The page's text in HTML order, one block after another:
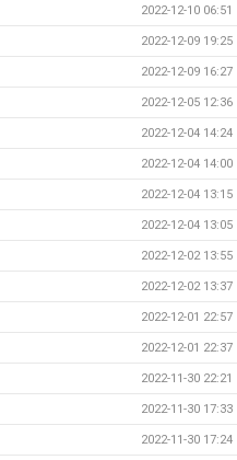
2022-12-10 06:51
2022-12-09 19:25
2022-12-09 16:27
2022-12-05 12:36
2022-12-04 14:24
2022-12-04 14:00
2022-12-04 13:15
2022-12-04 13:05
2022-12-02 13:55
2022-12-02 13:37
2022-12-01 22:57
2022-12-01 22:37
2022-11-30 22:21
2022-11-30 17:33
2022-11-30 17:24